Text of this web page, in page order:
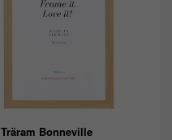
Träram Bonneville